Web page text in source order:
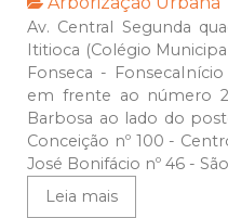
Av. Central Segunda
Ititioca (Colégio
Fonseca -
em frente ao número
Barbosa ao lado do
Conceição nº 100 -
José Bonifácio nº 46 -
Leia mais